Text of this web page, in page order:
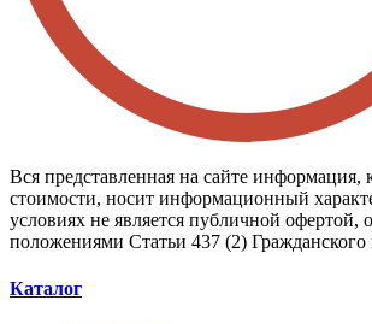
Вся представленная на сайте информация,
стоимости, носит информационный
условиях не является публичной офертой,
положениями Статьи 437 (2) Гражданского
Каталог